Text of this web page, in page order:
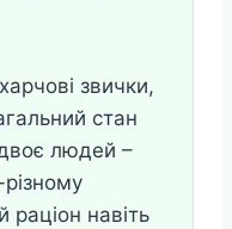
звички,
стан
людей –
різному
раціон навіть